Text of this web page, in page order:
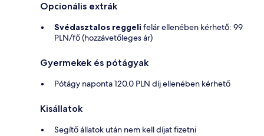
Opcionális extrák
Svédasztalos reggeli felár ellenében kérhető: 99
PLN/fő (hozzávetőleges ár)
Gyermekek és pótágyak
Pótágy naponta 120.0 PLN díj ellenében kérhető
Kisállatok
Segítő állatok után nem kell díjat fizetni